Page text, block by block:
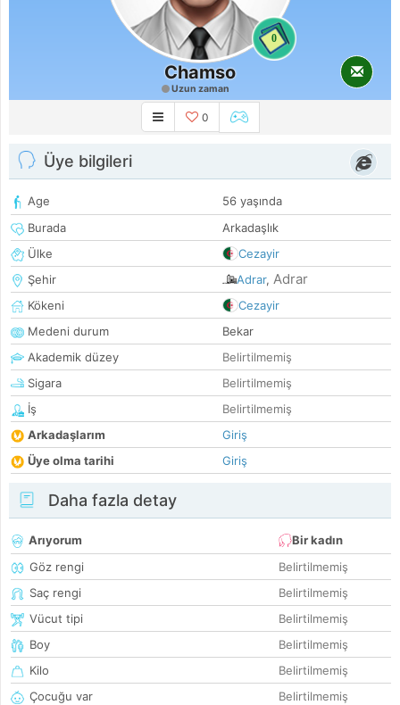
0
Chamso
Uzun zaman
0
Üye bilgileri
Age
56 yaşında
Burada
Arkadaşlık
Ülke
Cezayir
Şehir
Adrar, Adrar
Kökeni
Cezayir
Medeni durum
Bekar
Akademik düzey
Belirtilmemiş
Sigara
Belirtilmemiş
İş
Belirtilmemiş
Arkadaşlarım
Giriş
Üye olma tarihi
Giriş
Daha fazla detay
Arıyorum
Bir kadın
Göz rengi
Belirtilmemiş
Saç rengi
Belirtilmemiş
Vücut tipi
Belirtilmemiş
Boy
Belirtilmemiş
Kilo
Belirtilmemiş
Çocuğu var
Belirtilmemiş